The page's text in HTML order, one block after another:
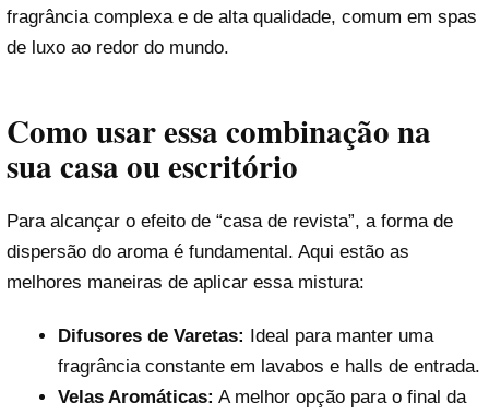
fragrância complexa e de alta qualidade, comum em spas
de luxo ao redor do mundo.
Como usar essa combinação na
sua casa ou escritório
Para alcançar o efeito de “casa de revista”, a forma de
dispersão do aroma é fundamental. Aqui estão as
melhores maneiras de aplicar essa mistura:
Difusores de Varetas: Ideal para manter uma
fragrância constante em lavabos e halls de entrada.
Velas Aromáticas: A melhor opção para o final da